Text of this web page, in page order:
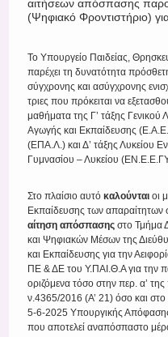
αιτήσεων απόσπασης
(Ψηφιακό Φροντιστήριο)
Το Υπουργείο Παιδείας,
παρέχει τη δυνατότητα
σύγχρονης και ασύγχρονης
τριες που πρόκειται να
μαθήματα της Γ’ τάξης Γενικού
Αγωγής και Εκπαίδευσης
(ΕΠΑ.Λ.) και Δ’ τάξης Λυκείου
Γυμνασίου – Λυκείου
Στο πλαίσιο αυτόκαλούνται οι
Εκπαίδευσης των απαραίτητων
αίτηση απόσπασης στο Τμήμα
και Ψηφιακών Μέσων της
και Εκπαίδευσης για την
ΠΕ & ΔΕ του Υ.ΠΑΙ.Θ.Α για την
οριζόμενα τόσο στην περ. α’
ν.4365/2016 (Α’ 21) όσο και
5-6-2025 Υπουργικής
που αποτελεί αναπόσπαστο